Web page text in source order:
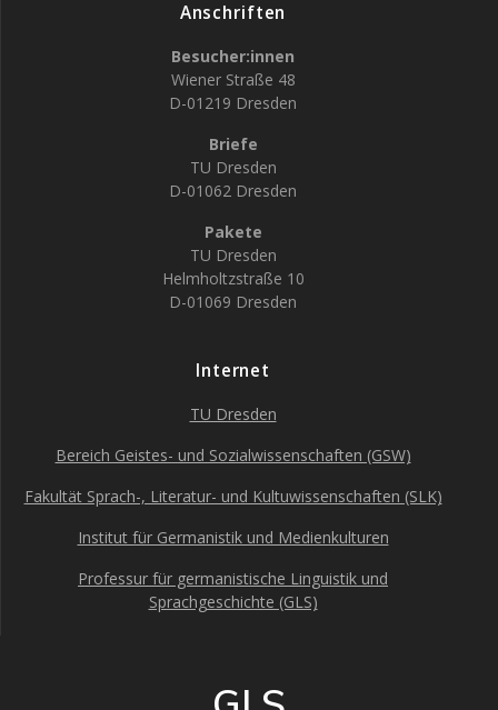
Anschriften
Besucher:innen
Wiener Straße 48
D-01219 Dresden
Briefe
TU Dresden
D-01062 Dresden
Pakete
TU Dresden
Helmholtzstraße 10
D-01069 Dresden
Internet
TU Dresden
Bereich Geistes- und Sozialwissenschaften (GSW)
Fakultät Sprach-, Literatur- und Kultuwissenschaften (SLK)
Institut für Germanistik und Medienkulturen
Professur für germanistische Linguistik und
Sprachgeschichte (GLS)